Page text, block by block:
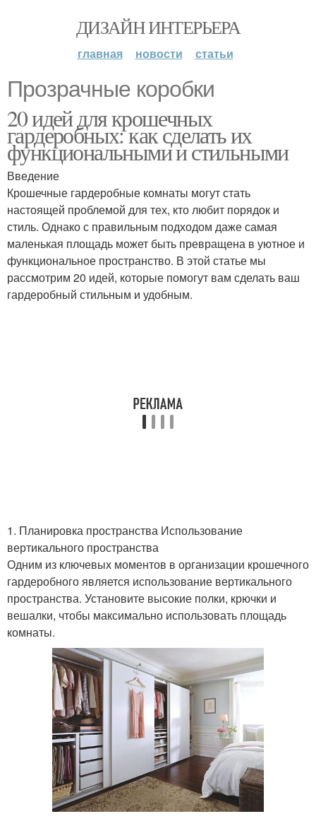
ДИЗАЙН ИНТЕРЬЕРА
главная новости статьи
Прозрачные коробки
20 идей для крошечных
гардеробных: как сделать их
функциональными и стильными
Введение
Крошечные гардеробные комнаты могут стать
настоящей проблемой для тех, кто любит порядок и
стиль. Однако с правильным подходом даже самая
маленькая площадь может быть превращена в уютное и
функциональное пространство. В этой статье мы
рассмотрим 20 идей, которые помогут вам сделать ваш
гардеробный стильным и удобным.
1. Планировка пространства Использование
вертикального пространства
Одним из ключевых моментов в организации крошечного
гардеробного является использование вертикального
пространства. Установите высокие полки, крючки и
вешалки, чтобы максимально использовать площадь
комнаты.